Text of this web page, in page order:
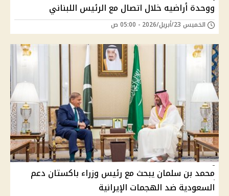
ووحدة أراضيه خلال اتصال مع الرئيس اللبناني
الخميس 23/أبريل/2026 - 05:00 ص
محمد بن سلمان يبحث مع رئيس وزراء باكستان دعم
السعودية ضد الهجمات الإيرانية